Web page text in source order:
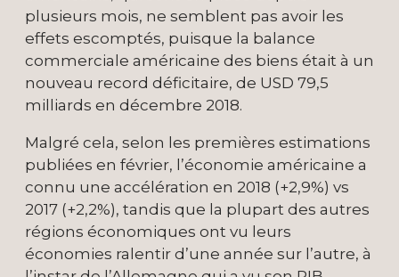
plusieurs mois, ne semblent pas avoir les
effets escomptés, puisque la balance
commerciale américaine des biens était à un
nouveau record déficitaire, de USD 79,5
milliards en décembre 2018.
Malgré cela, selon les premières estimations
publiées en février, l’économie américaine a
connu une accélération en 2018 (+2,9%) vs
2017 (+2,2%), tandis que la plupart des autres
régions économiques ont vu leurs
économies ralentir d’une année sur l’autre, à